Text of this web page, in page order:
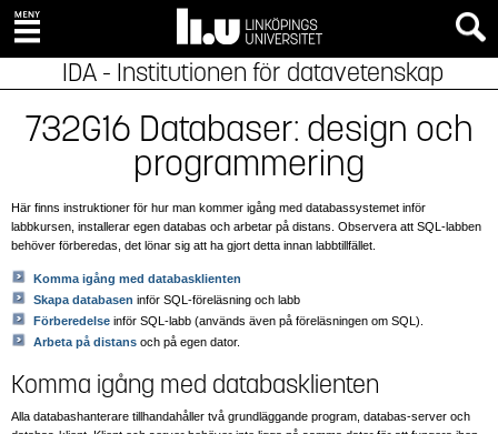
IDA - Institutionen för datavetenskap
732G16 Databaser: design och
programmering
Här finns instruktioner för hur man kommer igång med databassystemet inför
labbkursen, installerar egen databas och arbetar på distans. Observera att SQL-labben
behöver förberedas, det lönar sig att ha gjort detta innan labbtillfället.
Komma igång med databasklienten
Skapa databasen inför SQL-föreläsning och labb
Förberedelse inför SQL-labb (används även på föreläsningen om SQL).
Arbeta på distans och på egen dator.
Komma igång med databasklienten
Alla databashanterare tillhandahåller två grundläggande program, databas-server och